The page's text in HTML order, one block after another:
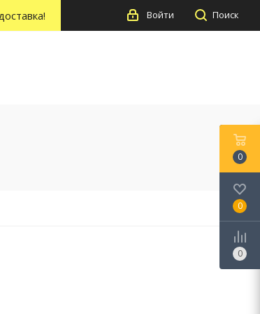
Поиск
Войти
0
0
0